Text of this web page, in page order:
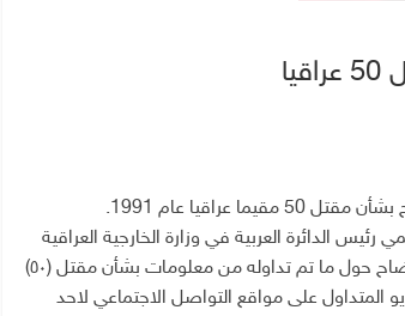
عام 1991.
الدائرة العربية في وزارة الخارجية العراقية
سلم السفير الكويتي المعتمد في بغداد سالم غصاب الزمانان مذكرة للاستيضاح حول ما تم تداوله من معلومات بشأن مقتل (٥٠)
على مواقع التواصل الاجتماعي لاحد